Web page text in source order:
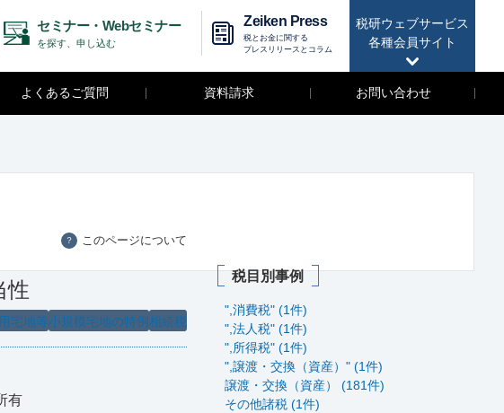
税研ウェブサービス
各種会員サイト
セミナー・Webセミナー
を探す、申し込む
Zeiken Press
税とお金に関する
プレスリリースとコラム
よくあるご質問 資料請求 お問い合わせ
？ このページについて
性
相続税
小規模宅地の特例
宅地等
有
税目別事例
",消費税" (1件)
",法人税" (1件)
",所得税" (1件)
",譲渡・交換（資産）" (1件)
譲渡・交換（資産） (181件)
その他諸税 (1件)